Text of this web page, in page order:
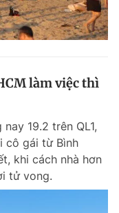
biết
quảng cáo
làm việc thì
19.2 trên QL1,
cô gái từ Bình
khi cách nhà hơn
tử vong.